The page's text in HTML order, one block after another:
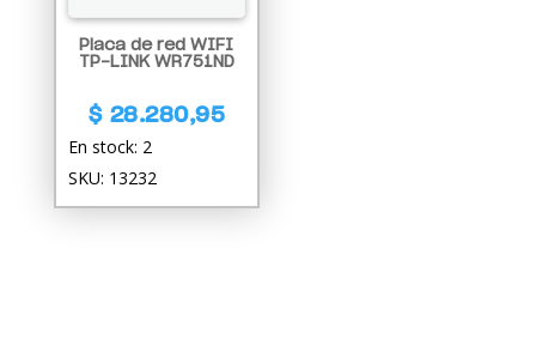
Placa de red WIFI
TP-LINK WR751ND
$28.280,95
En stock: 2
SKU: 13232